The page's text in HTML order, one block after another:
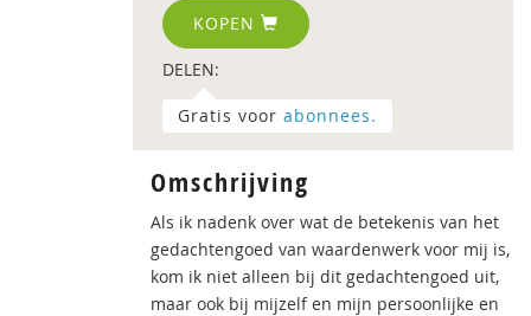
KOPEN
DELEN:
Gratis voor abonnees.
Omschrijving
Als ik nadenk over wat de betekenis van het
gedachtengoed van waardenwerk voor mij is,
kom ik niet alleen bij dit gedachtengoed uit,
maar ook bij mijzelf en mijn persoonlijke en